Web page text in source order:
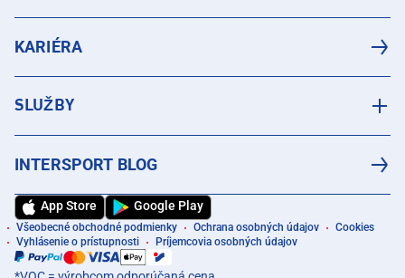
KARIÉRA
SLUŽBY
INTERSPORT BLOG
App Store Google Play
Všeobecné obchodné podmienky Ochrana osobných údajov
Cookies
Vyhlásenie o prístupnosti
Príjemcovia osobných údajov